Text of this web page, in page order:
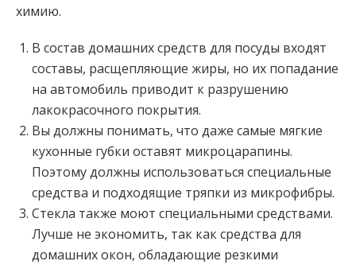
химию.
В состав домашних средств для посуды входят
составы, расщепляющие жиры, но их попадание
на автомобиль приводит к разрушению
лакокрасочного покрытия.
Вы должны понимать, что даже самые мягкие
кухонные губки оставят микроцарапины.
Поэтому должны использоваться специальные
средства и подходящие тряпки из микрофибры.
Стекла также моют специальными средствами.
Лучше не экономить, так как средства для
домашних окон, обладающие резкими